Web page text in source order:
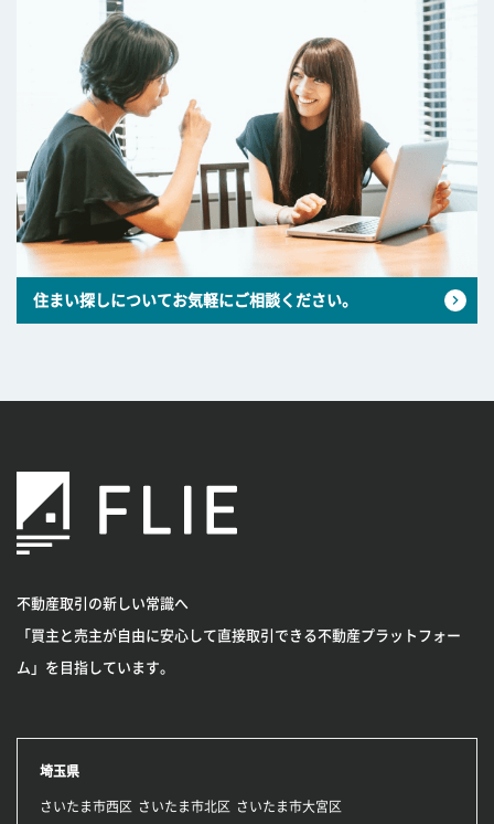
住まい探しについてお気軽にご相談ください。
不動産取引の新しい常識へ
「買主と売主が自由に安心して直接取引できる不動産プラットフォー
ム」を目指しています。
埼玉県
さいたま市西区 さいたま市北区
さいたま市大宮区